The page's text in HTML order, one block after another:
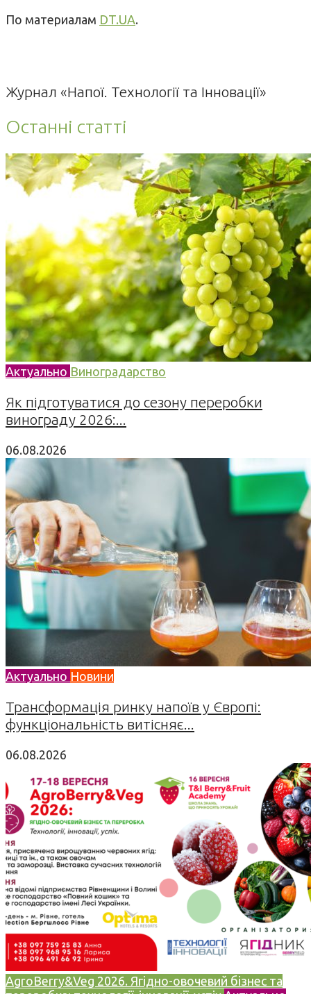
По материалам DT.UA.
Журнал «Напої. Технології та Інновації»
Останні статті
Актуально Виноградарство
Як підготуватися до сезону переробки
винограду 2026:...
06.08.2026
Актуально Новини
Трансформація ринку напоїв у Європі:
функціональність витісняє...
06.08.2026
AgroBerry&Veg 2026. Ягідно-овочевий бізнес та